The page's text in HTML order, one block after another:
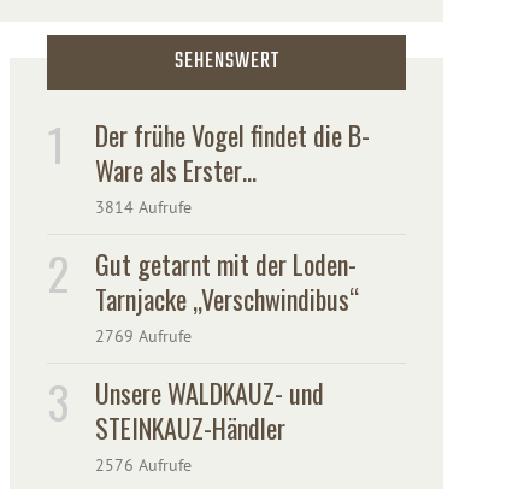
SEHENSWERT
Der frühe Vogel findet die B-
Ware als Erster…
3814 Aufrufe
Gut getarnt mit der Loden-
Tarnjacke „Verschwindibus“
2769 Aufrufe
Unsere WALDKAUZ- und
STEINKAUZ-Händler
2576 Aufrufe